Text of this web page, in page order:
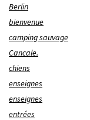
Berlin
bienvenue
camping sauvage
Cancale.
chiens
enseignes
enseignes
entrées